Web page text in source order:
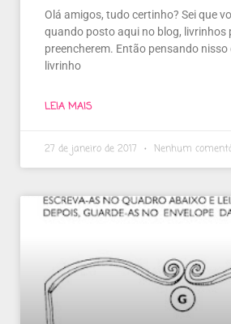
Olá amigos, tudo certinho? Sei que
quando posto aqui no blog, livrinhos
preencherem. Então pensando
livrinho
LEIA MAIS
27 de janeiro de 2017 Nenhum